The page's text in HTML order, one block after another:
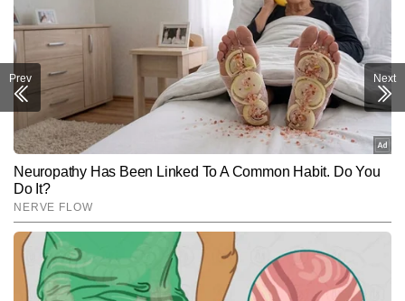
Prev Next